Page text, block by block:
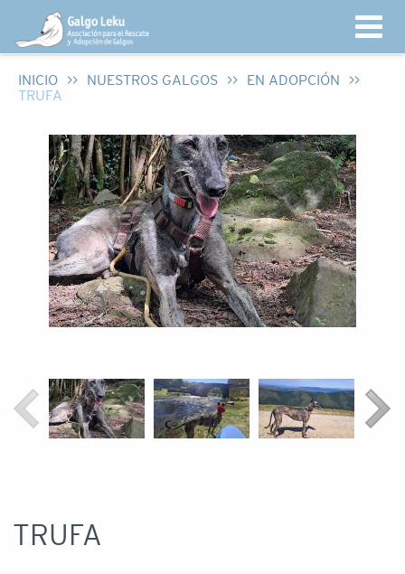
INICIO >> NUESTROS GALGOS >> EN ADOPCIÓN
>>
TRUFA
TRUFA